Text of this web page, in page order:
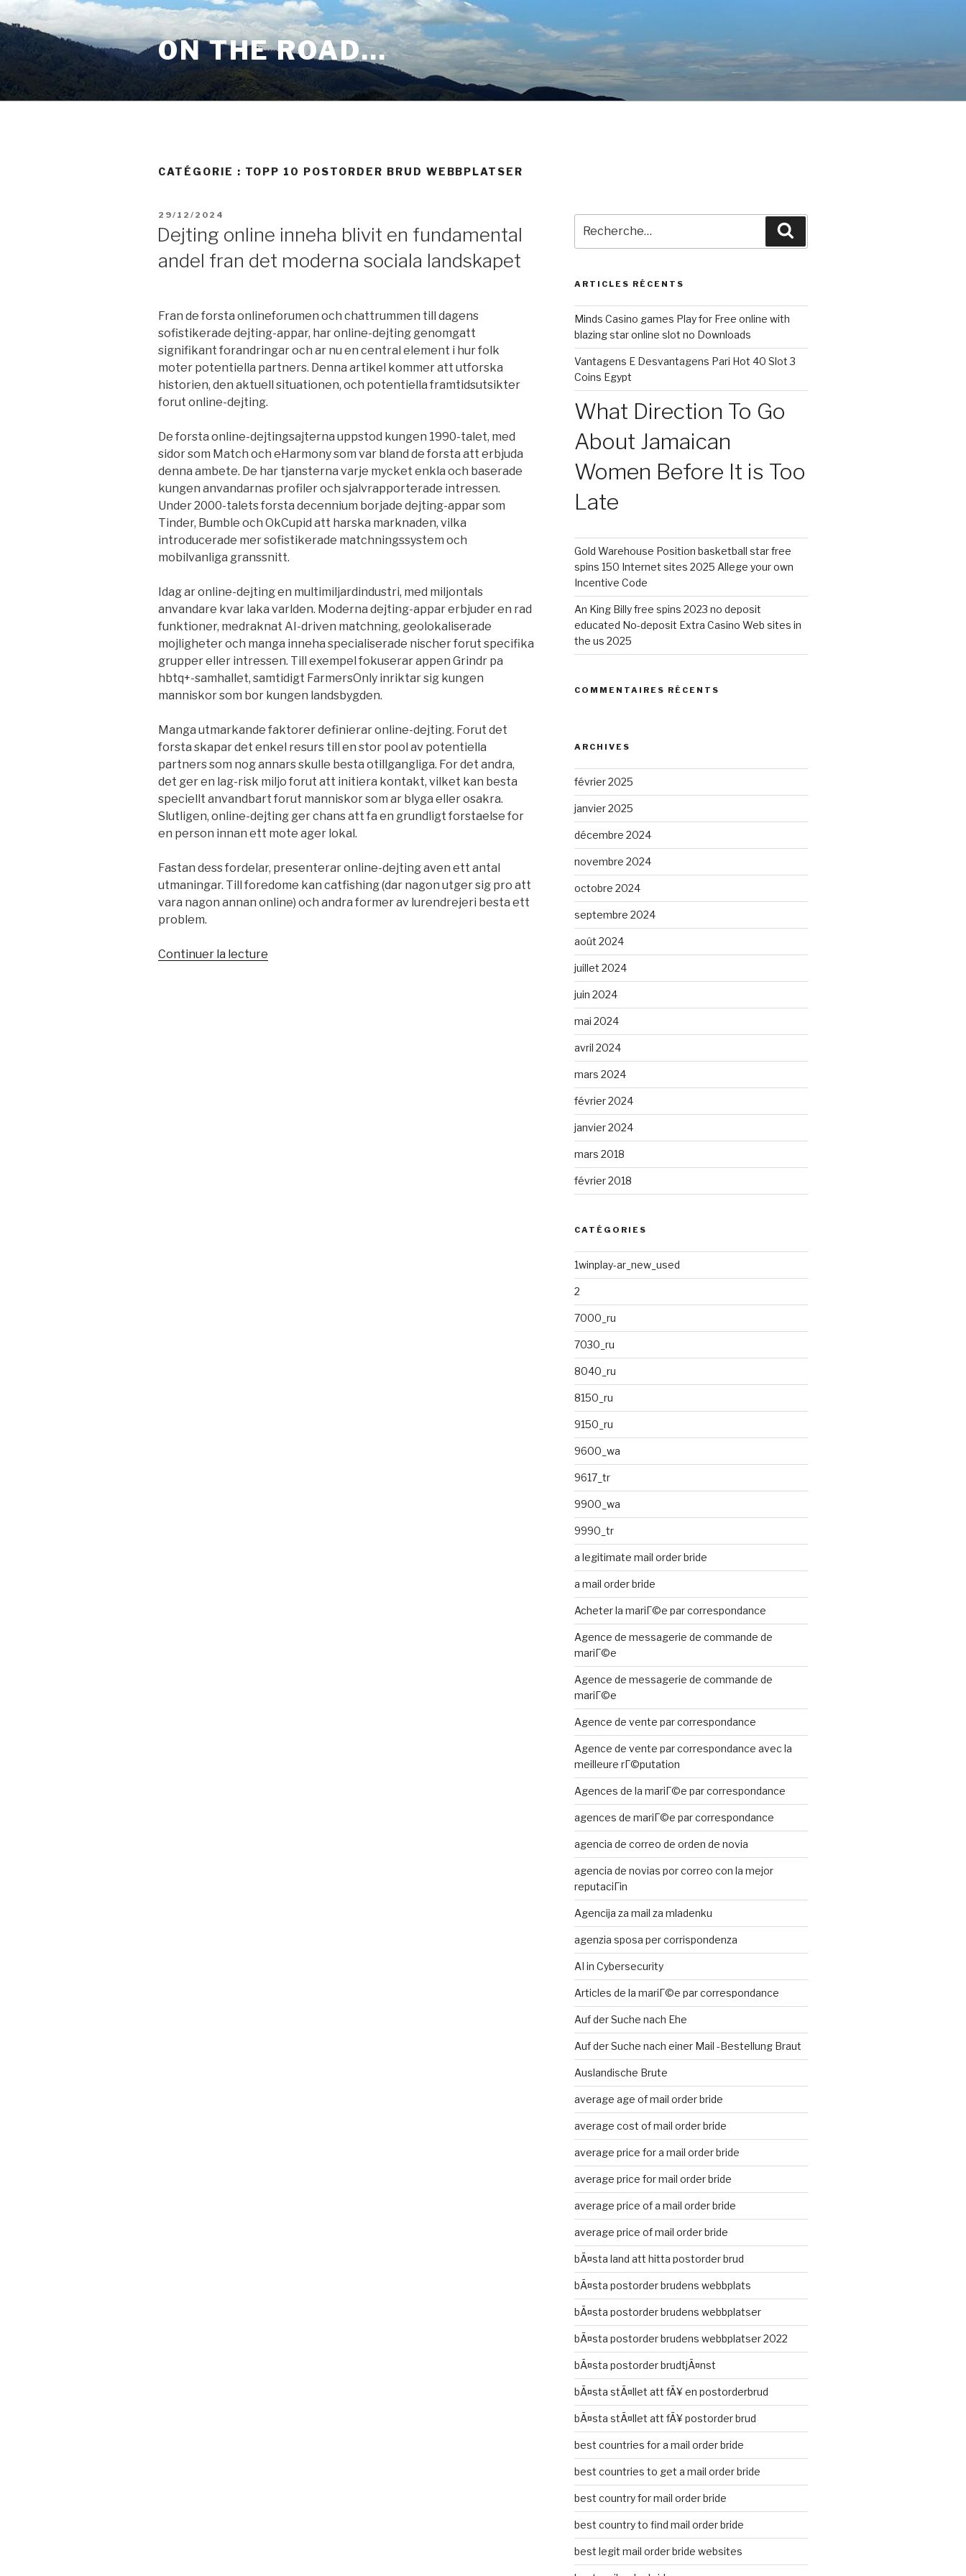
au
contenu
principal
ON THE ROAD…
CATÉGORIE : TOPP 10 POSTORDER BRUD WEBBPLATSER
PUBLIÉ
29/12/2024
Dejting online inneha blivit en fundamental
andel fran det moderna sociala landskapet
Fran de forsta onlineforumen och chattrummen till dagens
sofistikerade dejting-appar, har online-dejting genomgatt
signifikant forandringar och ar nu en central element i hur folk
moter potentiella partners. Denna artikel kommer att utforska
historien, den aktuell situationen, och potentiella framtidsutsikter
forut online-dejting.
De forsta online-dejtingsajterna uppstod kungen 1990-talet, med
sidor som Match och eHarmony som var bland de forsta att erbjuda
denna ambete. De har tjansterna varje mycket enkla och baserade
kungen anvandarnas profiler och sjalvrapporterade intressen.
Under 2000-talets forsta decennium borjade dejting-appar som
Tinder, Bumble och OkCupid att harska marknaden, vilka
introducerade mer sofistikerade matchningssystem och
mobilvanliga granssnitt.
Idag ar online-dejting en multimiljardindustri, med miljontals
anvandare kvar laka varlden. Moderna dejting-appar erbjuder en rad
funktioner, medraknat AI-driven matchning, geolokaliserade
mojligheter och manga inneha specialiserade nischer forut specifika
grupper eller intressen. Till exempel fokuserar appen Grindr pa
hbtq+-samhallet, samtidigt FarmersOnly inriktar sig kungen
manniskor som bor kungen landsbygden.
Manga utmarkande faktorer definierar online-dejting. Forut det
forsta skapar det enkel resurs till en stor pool av potentiella
partners som nog annars skulle besta otillgangliga. For det andra,
det ger en lag-risk miljo forut att initiera kontakt, vilket kan besta
speciellt anvandbart forut manniskor som ar blyga eller osakra.
Slutligen, online-dejting ger chans att fa en grundligt forstaelse for
en person innan ett mote ager lokal.
Fastan dess fordelar, presenterar online-dejting aven ett antal
utmaningar. Till foredome kan catfishing (dar nagon utger sig pro att
vara nagon annan online) och andra former av lurendrejeri besta ett
problem.
Continuer la lecture
pour
:
ARTICLES RÉCENTS
Minds Casino games Play for Free online with
blazing star online slot no Downloads
Vantagens E Desvantagens Pari Hot 40 Slot 3
Coins Egypt
What Direction To Go
About Jamaican
Women Before It is Too
Late
Gold Warehouse Position basketball star free
spins 150 Internet sites 2025 Allege your own
Incentive Code
An King Billy free spins 2023 no deposit
educated No-deposit Extra Casino Web sites in
the us 2025
COMMENTAIRES RÉCENTS
ARCHIVES
février 2025
janvier 2025
décembre 2024
novembre 2024
octobre 2024
septembre 2024
août 2024
juillet 2024
juin 2024
mai 2024
avril 2024
mars 2024
février 2024
janvier 2024
mars 2018
février 2018
CATÉGORIES
1winplay-ar_new_used
2
7000_ru
7030_ru
8040_ru
8150_ru
9150_ru
9600_wa
9617_tr
9900_wa
9990_tr
a legitimate mail order bride
a mail order bride
Acheter la mariГ©e par correspondance
Agence de messagerie de commande de
mariГ©e
Agence de messagerie de commande de
mariГ©e
Agence de vente par correspondance
Agence de vente par correspondance avec la
meilleure rГ©putation
Agences de la mariГ©e par correspondance
agences de mariГ©e par correspondance
agencia de correo de orden de novia
agencia de novias por correo con la mejor
reputaciГіn
Agencija za mail za mladenku
agenzia sposa per corrispondenza
AI in Cybersecurity
Articles de la mariГ©e par correspondance
Auf der Suche nach Ehe
Auf der Suche nach einer Mail -Bestellung Braut
Auslandische Brute
average age of mail order bride
average cost of mail order bride
average price for a mail order bride
average price for mail order bride
average price of a mail order bride
average price of mail order bride
bÃ¤sta land att hitta postorder brud
bÃ¤sta postorder brudens webbplats
bÃ¤sta postorder brudens webbplatser
bÃ¤sta postorder brudens webbplatser 2022
bÃ¤sta postorder brudtjÃ¤nst
bÃ¤sta stÃ¤llet att fÃ¥ en postorderbrud
bÃ¤sta stÃ¤llet att fÃ¥ postorder brud
best countries for a mail order bride
best countries to get a mail order bride
best country for mail order bride
best country to find mail order bride
best legit mail order bride websites